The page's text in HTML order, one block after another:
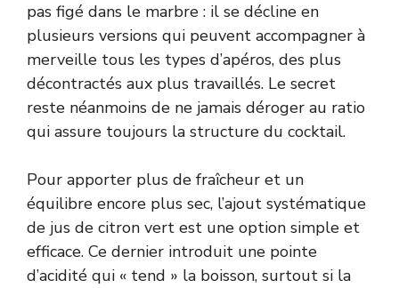
pas figé dans le marbre : il se décline en
plusieurs versions qui peuvent accompagner à
merveille tous les types d’apéros, des plus
décontractés aux plus travaillés. Le secret
reste néanmoins de ne jamais déroger au ratio
qui assure toujours la structure du cocktail.
Pour apporter plus de fraîcheur et un
équilibre encore plus sec, l’ajout systématique
de jus de citron vert est une option simple et
efficace. Ce dernier introduit une pointe
d’acidité qui « tend » la boisson, surtout si la